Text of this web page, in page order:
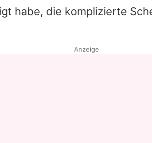
habe, die komplizierte
Anzeige